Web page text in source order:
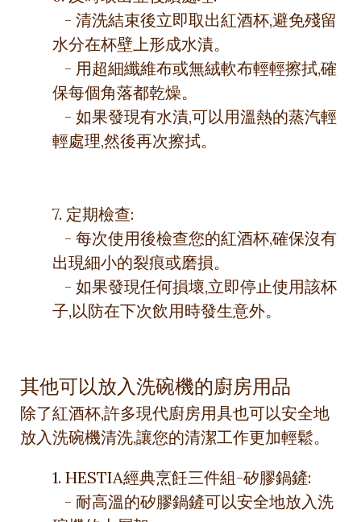
- 清洗結束後立即取出紅酒杯,避免殘留
水分在杯壁上形成水漬。
- 用超細纖維布或無絨軟布輕輕擦拭,確
保每個角落都乾燥。
- 如果發現有水漬,可以用溫熱的蒸汽輕
輕處理,然後再次擦拭。
7. 定期檢查:
- 每次使用後檢查您的紅酒杯,確保沒有
出現細小的裂痕或磨損。
- 如果發現任何損壞,立即停止使用該杯
子,以防在下次飲用時發生意外。
其他可以放入洗碗機的廚房用品
除了紅酒杯,許多現代廚房用具也可以安全地
放入洗碗機清洗,讓您的清潔工作更加輕鬆。
1. HESTIA經典烹飪三件組-矽膠鍋鏟:
- 耐高溫的矽膠鍋鏟可以安全地放入洗